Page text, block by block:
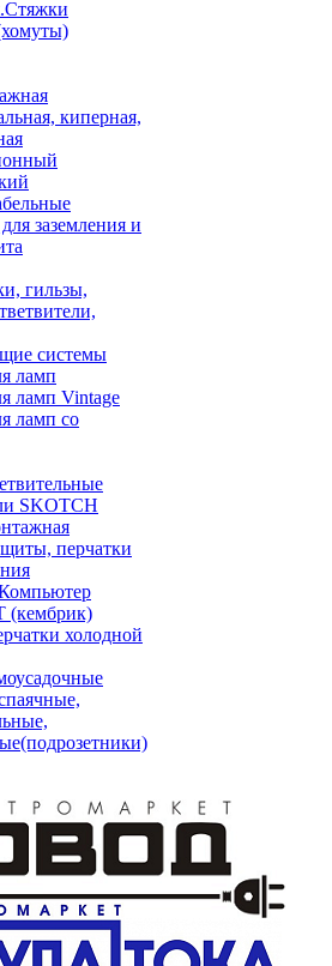
киперная,
заземления и
гильзы,
системы
ламп
ламп Vintage
ламп со
SKOTCH
перчатки
(кембрик)
холодной